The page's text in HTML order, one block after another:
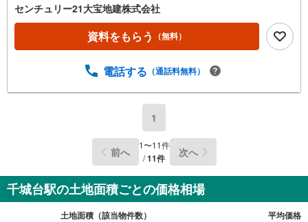
センチュリー21大宝地建株式会社
資料をもらう （無料）
電話する （通話料無料）
1
前へ 1〜11件
/11件 次へ
千城台駅の土地面積ごとの価格相場
土地面積（該当物件数） 平均価格